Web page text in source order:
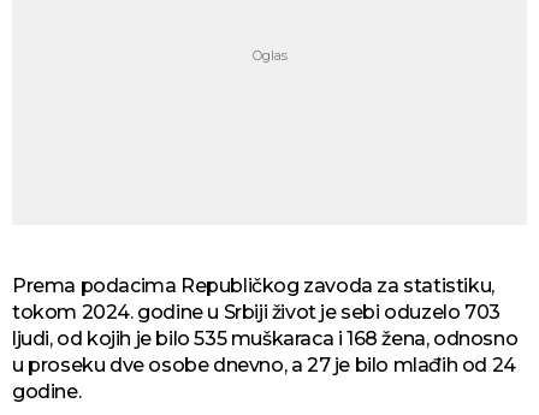
Prema podacima Republičkog zavoda za statistiku,
tokom 2024. godine u Srbiji život je sebi oduzelo 703
ljudi, od kojih je bilo 535 muškaraca i 168 žena, odnosno
u proseku dve osobe dnevno, a 27 je bilo mlađih od 24
godine.